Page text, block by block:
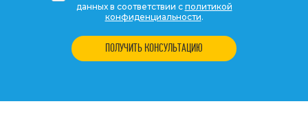
данных в соответствии с политикой
конфиденциальности.
ПОЛУЧИТЬ КОНСУЛЬТАЦИЮ